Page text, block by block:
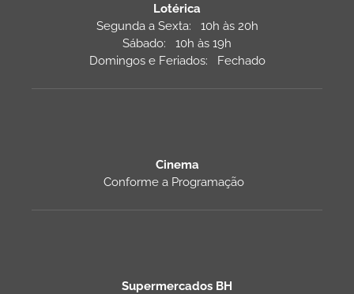
Lotérica
Segunda a Sexta: 10h às 20h
Sábado: 10h às 19h
Domingos e Feriados: Fechado
Cinema
Conforme a Programação
Supermercados BH